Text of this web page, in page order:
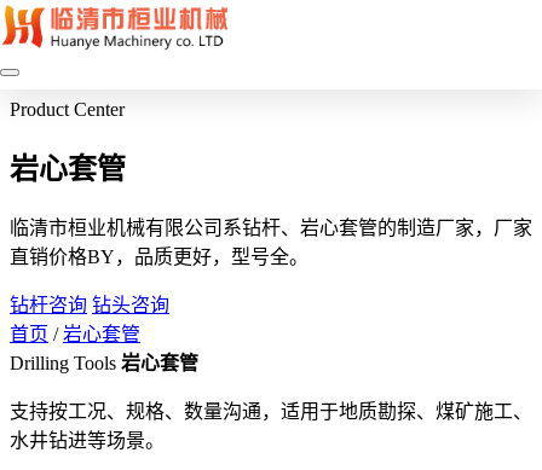
Product Center
岩心套管
临清市桓业机械有限公司系钻杆、岩心套管的制造厂家，厂家
直销价格BY，品质更好，型号全。
钻杆咨询 钻头咨询
首页 / 岩心套管
Drilling Tools 岩心套管
支持按工况、规格、数量沟通，适用于地质勘探、煤矿施工、
水井钻进等场景。